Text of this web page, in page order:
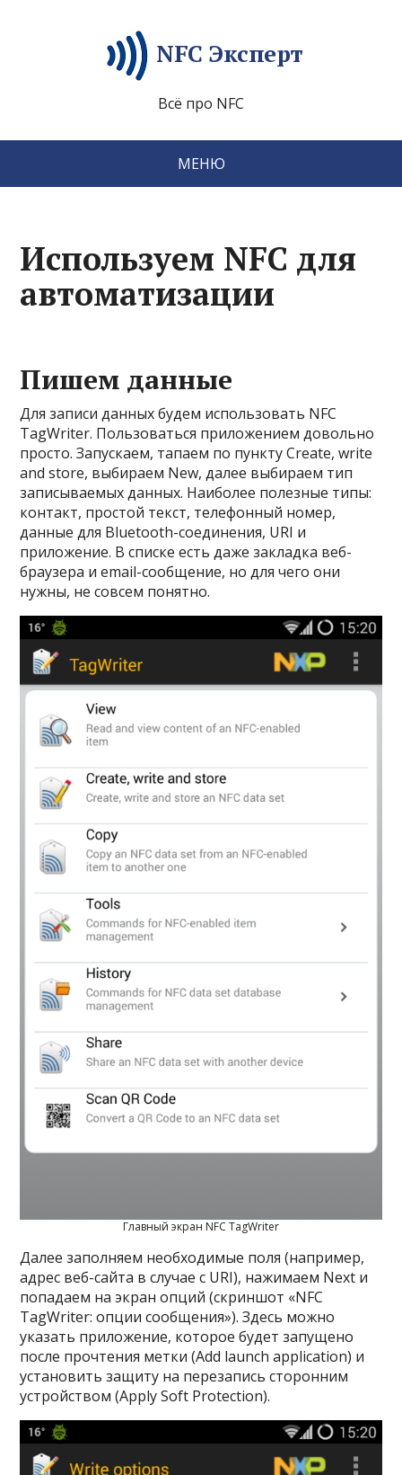
NFC Эксперт
Всё про NFC
МЕНЮ
Используем NFC для
автоматизации
Пишем данные
Для записи данных будем использовать NFC
TagWriter. Пользоваться приложением довольно
просто. Запускаем, тапаем по пункту Create, write
and store, выбираем New, далее выбираем тип
записываемых данных. Наиболее полезные типы:
контакт, простой текст, телефонный номер,
данные для Bluetooth-соединения, URI и
приложение. В списке есть даже закладка веб-
браузера и email-сообщение, но для чего они
нужны, не совсем понятно.
Главный экран NFC TagWriter
Далее заполняем необходимые поля (например,
адрес веб-сайта в случае с URI), нажимаем Next и
попадаем на экран опций (скриншот «NFC
TagWriter: опции сообщения»). Здесь можно
указать приложение, которое будет запущено
после прочтения метки (Add launch application) и
установить защиту на перезапись сторонним
устройством (Apply Soft Protection).